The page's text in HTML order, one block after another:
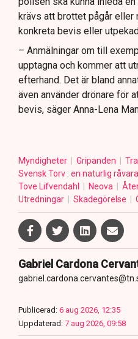
krävs att brottet pågår eller
konkreta bevis eller
– Anmälningar om till
upptagna och kommer att
efterhand. Det är bland
även använder drönare för
bevis, säger Anna-Lena
Myndigheter Gripanden
Svensk Torv : en naturlig råvara
Tove Lifvendahl
Neova
Utredningar
Skadegörelse
Gabriel Cardona
Publicerad: 6 aug 2026, 12:35
Uppdaterad: 7 aug 2026, 09:58